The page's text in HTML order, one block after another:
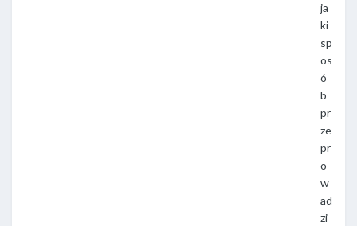
ja
ki
sp
os
ó
b
pr
ze
pr
o
w
ad
zi